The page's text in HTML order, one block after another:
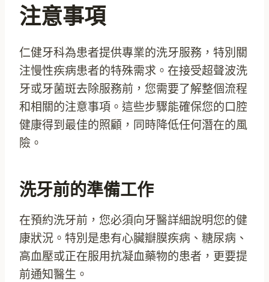
注意事項
仁健牙科為患者提供專業的洗牙服務，特別關
注慢性疾病患者的特殊需求。在接受超聲波洗
牙或牙菌斑去除服務前，您需要了解整個流程
和相關的注意事項。這些步驟能確保您的口腔
健康得到最佳的照顧，同時降低任何潛在的風
險。
洗牙前的準備工作
在預約洗牙前，您必須向牙醫詳細說明您的健
康狀況。特別是患有心臟瓣膜疾病、糖尿病、
高血壓或正在服用抗凝血藥物的患者，更要提
前通知醫生。